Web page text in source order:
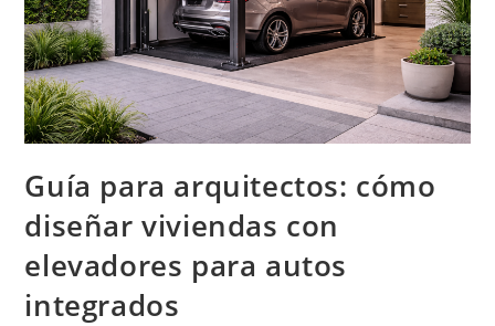
Guía para arquitectos: cómo
diseñar viviendas con
elevadores para autos
integrados